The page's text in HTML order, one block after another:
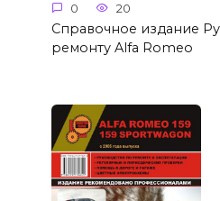
0 20
Справочное издание
ремонту Alfa Romeo